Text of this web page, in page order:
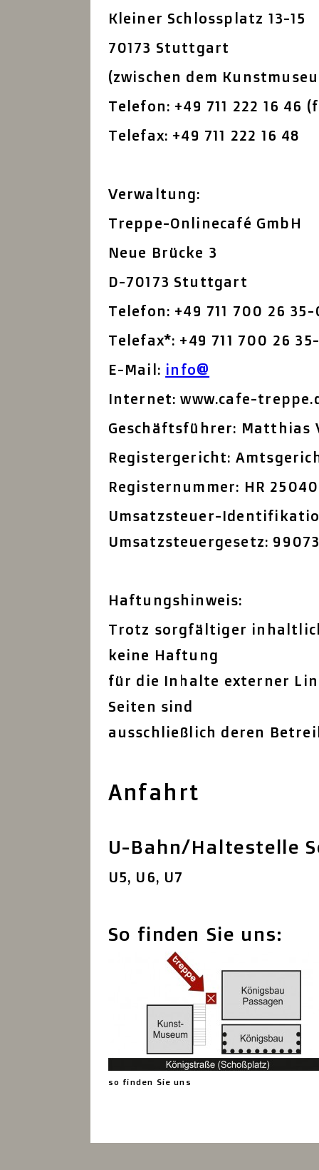
Kleiner Schlossplatz 13-15
70173 Stuttgart
(zwischen dem
Telefon: +49 711 222 16 46
Telefax: +49 711 222 16 48
Verwaltung:
Treppe-Onlinecafé GmbH
Neue Brücke 3
D-70173 Stuttgart
Telefon: +49 711 700 26
Telefax*: +49 711 700 26
E-Mail: info@
Internet: www.cafe-
Geschäftsführer: Matthias
Registergericht:
Registernummer: HR 25040
Umsatzsteuer-
Umsatzsteuergesetz:
Haftungshinweis:
Trotz sorgfältiger
keine Haftung
für die Inhalte externer
Seiten sind
ausschließlich deren
Anfahrt
U-Bahn/Haltestelle
U5, U6, U7
So finden Sie uns:
so finden Sie uns